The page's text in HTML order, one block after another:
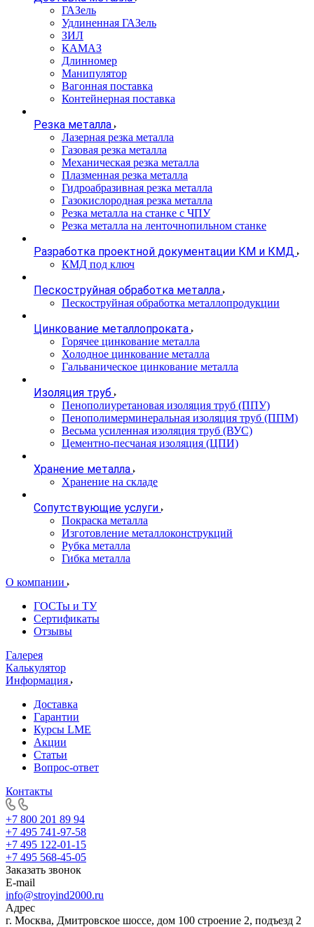
ГАЗель
Удлиненная ГАЗель
ЗИЛ
КАМАЗ
Длинномер
Манипулятор
Вагонная поставка
Контейнерная поставка
Резка металла
Лазерная резка металла
Газовая резка металла
Механическая резка металла
Плазменная резка металла
Гидроабразивная резка металла
Газокислородная резка металла
Резка металла на станке с ЧПУ
Резка металла на ленточнопильном станке
Разработка проектной документации КМ и КМД
КМД под ключ
Пескоструйная обработка металла
Пескоструйная обработка металлопродукции
Цинкование металлопроката
Горячее цинкование металла
Холодное цинкование металла
Гальваническое цинкование металла
Изоляция труб
Пенополиуретановая изоляция труб (ППУ)
Пенополимерминеральная изоляция труб (ППМ)
Весьма усиленная изоляция труб (ВУС)
Цементно-песчаная изоляция (ЦПИ)
Хранение металла
Хранение на складе
Сопутствующие услуги
Покраска металла
Изготовление металлоконструкций
Рубка металла
Гибка металла
О компании
ГОСТы и ТУ
Сертификаты
Отзывы
Галерея
Калькулятор
Информация
Доставка
Гарантии
Курсы LME
Акции
Статьи
Вопрос-ответ
Контакты
+7 800 201 89 94
+7 495 741-97-58
+7 495 122-01-15
+7 495 568-45-05
Заказать звонок
E-mail
info@stroyind2000.ru
Адрес
г. Москва, Дмитровское шоссе, дом 100 строение 2, подъезд 2